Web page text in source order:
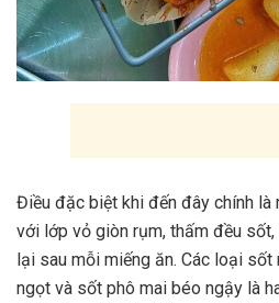
Điều đặc biệt khi đến đây chính là
với lớp vỏ giòn rụm, thấm đều
lại sau mỗi miếng ăn. Các loại
ngọt và sốt phô mai béo ngậy là